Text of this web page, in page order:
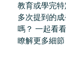
教育或學完
多次提到的
嗎？ 一起看看
瞭解更多細節